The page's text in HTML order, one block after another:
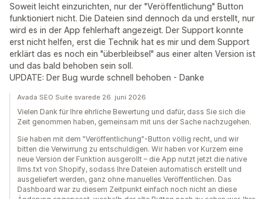
Soweit leicht einzurichten, nur der "Veröffentlichung" Button
funktioniert nicht. Die Dateien sind dennoch da und erstellt, nur
wird es in der App fehlerhaft angezeigt. Der Support konnte
erst nicht helfen, erst die Technik hat es mir und dem Support
erklärt das es noch ein "überbleibsel" aus einer alten Version ist
und das bald behoben sein soll.
UPDATE: Der Bug wurde schnell behoben - Danke
Avada SEO Suite svarede 26. juni 2026
Vielen Dank für Ihre ehrliche Bewertung und dafür, dass Sie sich die
Zeit genommen haben, gemeinsam mit uns der Sache nachzugehen.
Sie haben mit dem "Veröffentlichung"-Button völlig recht, und wir
bitten die Verwirrung zu entschuldigen. Wir haben vor Kurzem eine
neue Version der Funktion ausgerollt – die App nutzt jetzt die native
llms.txt von Shopify, sodass Ihre Dateien automatisch erstellt und
ausgeliefert werden, ganz ohne manuelles Veröffentlichen. Das
Dashboard war zu diesem Zeitpunkt einfach noch nicht an diese